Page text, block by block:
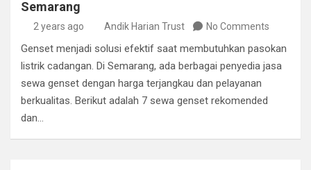
Semarang
2 years ago Andik Harian Trust No Comments
Genset menjadi solusi efektif saat membutuhkan pasokan
listrik cadangan. Di Semarang, ada berbagai penyedia jasa
sewa genset dengan harga terjangkau dan pelayanan
berkualitas. Berikut adalah 7 sewa genset rekomended
dan…